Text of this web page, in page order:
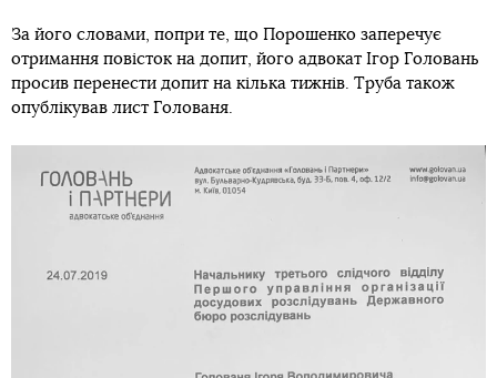
За його словами, попри те, що Порошенко заперечує
отримання повісток на допит, його адвокат Ігор Головань
просив перенести допит на кілька тижнів. Труба також
опублікував лист Голованя.